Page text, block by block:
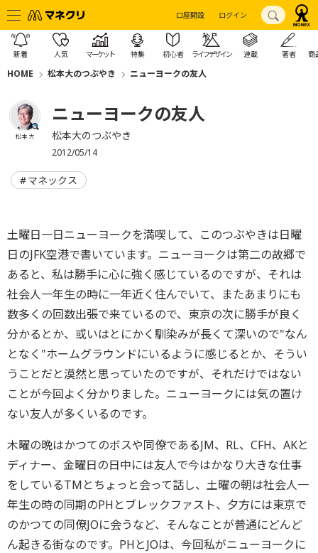
口座開設 ログイン
新着 人気 マーケット 特集 初心者 ライフデザイン 連載 著者 商
HOME 松本大のつぶやき ニューヨークの友人
松本 大
ニューヨークの友人
松本大のつぶやき
2012/05/14
マネックス
土曜日一日ニューヨークを満喫して、このつぶやきは日曜
日のJFK空港で書いています。ニューヨークは第二の故郷で
あると、私は勝手に心に強く感じているのですが、それは
社会人一年生の時に一年近く住んでいて、またあまりにも
数多くの回数出張で来ているので、東京の次に勝手が良く
分かるとか、或いはとにかく馴染みが長くて深いので"なん
となく"ホームグラウンドにいるように感じるとか、そうい
うことだと漠然と思っていたのですが、それだけではない
ことが今回よく分かりました。ニューヨークには気の置け
ない友人が多くいるのです。
木曜の晩はかつてのボスや同僚であるJM、RL、CFH、AKと
ディナー、金曜日の日中には友人で今はかなり大きな仕事
をしているTMとちょっと会って話し、土曜の朝は社会人一
年生の時の同期のPHとブレックファスト、夕方には東京で
のかつての同僚JOに会うなど、そんなことが普通にどんど
ん起きる街なのです。PHとJOは、今回私がニューヨークに